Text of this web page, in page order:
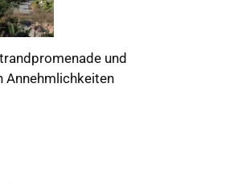
und
Annehmlichkeiten